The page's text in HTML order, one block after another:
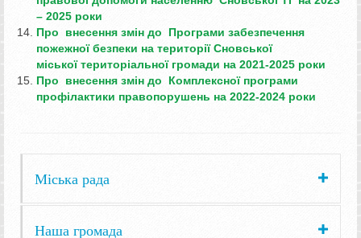
– 2025 роки
Про внесення змін до Програми забезпечення
пожежної безпеки на території Сновської
міської територіальної громади на 2021-2025 роки
Про внесення змін до Комплексної програми
профілактики правопорушень на 2022-2024 роки
Міська рада
Наша громада